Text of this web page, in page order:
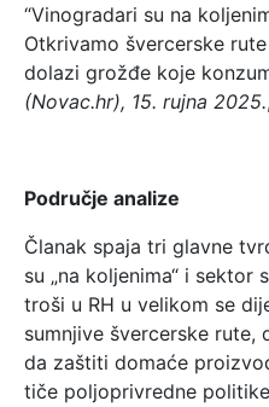
“Vinogradari su na
Otkrivamo švercerske
dolazi grožđe koje
(Novac.hr), 15. rujna 2025.,
Područje analize
Članak spaja tri glavne
su „na koljenima“ i sektor
troši u RH u velikom se
sumnjive švercerske rute,
da zaštiti domaće
tiče poljoprivredne